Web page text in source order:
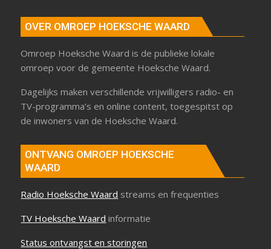
OVER OMROEP HOEKSCHE WAARD
Omroep Hoeksche Waard is de publieke lokale
omroep voor de gemeente Hoeksche Waard.
Dagelijks maken verschillende vrijwilligers radio- en
TV-programma’s en online content, toegespitst op
de inwoners van de Hoeksche Waard.
ONTVANG OMROEP HOEKSCHE
WAARD
Radio Hoeksche Waard streams en frequenties
TV Hoeksche Waard informatie
Status ontvangst en storingen